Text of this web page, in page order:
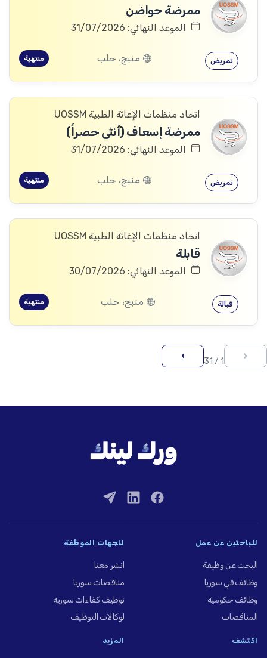
ممرضة حواضن
الموعد النهائي: 31/07/2026
تمريض منبج، حلب منتهية
اتحاد منظمات الإغاثة الطبية UOSSM
ممرضة إسعاف (أنثى حصراً)
الموعد النهائي: 31/07/2026
تمريض منبج، حلب منتهية
اتحاد منظمات الإغاثة الطبية UOSSM
قابلة
الموعد النهائي: 30/07/2026
قبالة منبج، حلب منتهية
‹
1 / 31
›
للباحثين عن عمل
البحث عن وظيفة
وظائف في سوريا
وظائف حكومية
المناقصات
للجهات الموظِّفة
انشر معنا
مناقصات سوريا
توظيف كفاءات سورية
لوكالات التوظيف
اكتشف المزيد